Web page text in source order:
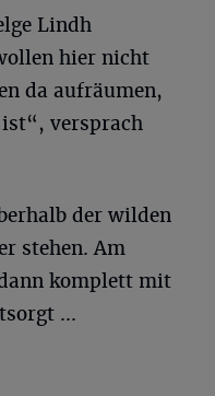
Lindh
hier nicht
da aufräumen,
versprach
der wilden
stehen. Am
komplett mit
...